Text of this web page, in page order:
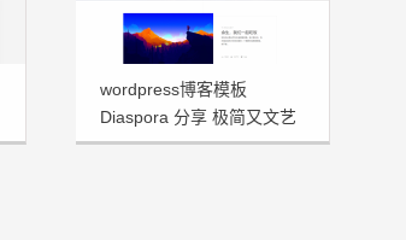
wordpress博客模板
Diaspora 分享 极简又文艺
十足